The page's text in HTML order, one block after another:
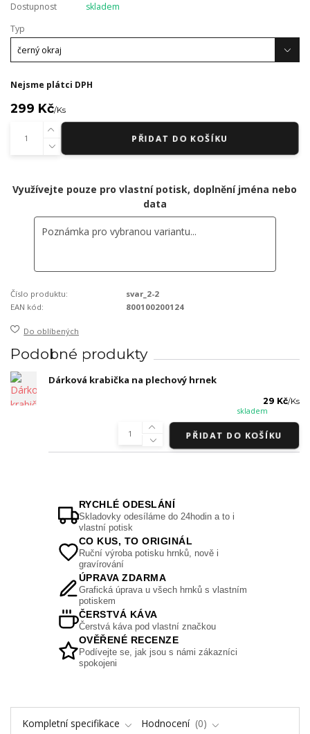
Dostupnost
skladem
Typ
Nejsme plátci DPH
299 Kč/Ks
PŘIDAT DO KOŠÍKU
Využívejte pouze pro vlastní potisk, doplnění jména nebo
data
Číslo produktu:
svar_2-2
EAN kód:
800100200124
Do oblíbených
Podobné produkty
Dárková krabička na plechový hrnek
29 Kč/Ks
skladem
PŘIDAT DO KOŠÍKU
RYCHLÉ ODESLÁNÍ
Skladovky odesíláme do 24hodin a to i
vlastní potisk
CO KUS, TO ORIGINÁL
Ruční výroba potisku hrnků, nově i
gravírování
ÚPRAVA ZDARMA
Grafická úprava u všech hrnků s vlastním
potiskem
ČERSTVÁ KÁVA
Čerstvá káva pod vlastní značkou
OVĚŘENÉ RECENZE
Podívejte se, jak jsou s námi zákazníci
spokojeni
Kompletní specifikace Hodnocení
0